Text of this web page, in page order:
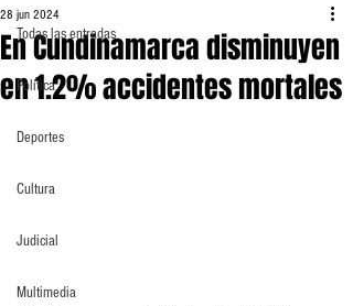
Todas las entradas
Política
Deportes
Cultura
Judicial
Multimedia
En Cundinamarca disminuyen
en 1.2% accidentes mortales
28 jun 2024